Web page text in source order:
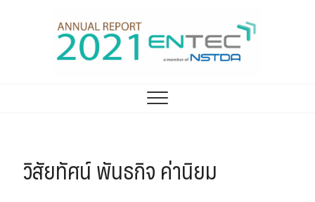
รายงานประจำปี ศูนย์
วิสัยทัศน์ พันธกิจ ค่านิยม